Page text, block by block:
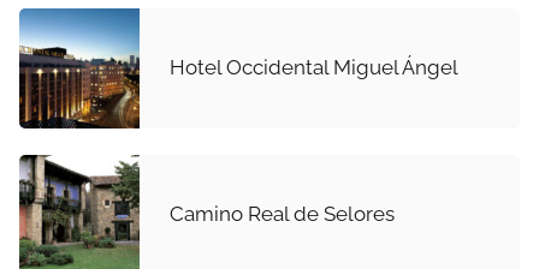
Hotel Occidental Miguel Ángel
Camino Real de Selores